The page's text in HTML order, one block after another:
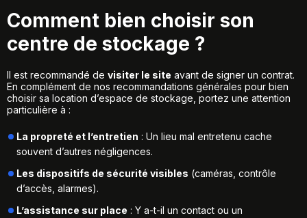
Comment bien choisir son
centre de stockage ?
Il est recommandé de visiter le site avant de signer un contrat.
En complément de nos recommandations générales pour bien
choisir sa location d’espace de stockage , portez une attention
particulière à :
La propreté et l’entretien : Un lieu mal entretenu cache
souvent d’autres négligences.
Les dispositifs de sécurité visibles (caméras, contrôle
d’accès, alarmes).
L’assistance sur place : Y a-t-il un contact ou un